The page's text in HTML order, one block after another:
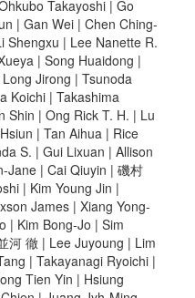
Takayoshi | Go
| Gan Wei | Chen Ching-
Shengxu | Lee Nanette R.
| Song Huaidong |
Jirong | Tsunoda
Koichi | Takashima
Shin | Ong Rick T. H. | Lu
| Tan Aihua | Rice
S. | Gui Lixuan | Allison
Jane | Cai Qiuyin | 磯村
| Kim Young Jin |
James | Xiang Yong-
| Kim Bong-Jo | Sim
河 徹 | Lee Juyoung | Lim
| Takayanagi Ryoichi |
Tien Yin | Hsiung